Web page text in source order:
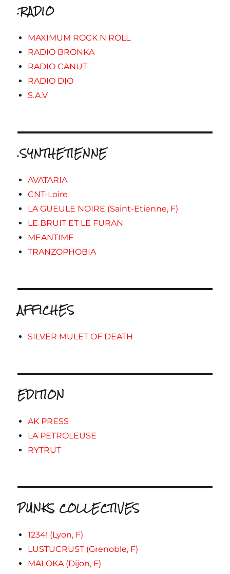
.RADIO
MAXIMUM ROCK N ROLL
RADIO BRONKA
RADIO CANUT
RADIO DIO
S.A.V
.SYNTHETIENNE
AVATARIA
CNT-Loire
LA GUEULE NOIRE (Saint-Etienne, F)
LE BRUIT ET LE FURAN
MEANTIME
TRANZOPHOBIA
AFFICHES
SILVER MULET OF DEATH
EDITION
AK PRESS
LA PETROLEUSE
RYTRUT
PUNKS COLLECTIVES
1234! (Lyon, F)
LUSTUCRUST (Grenoble, F)
MALOKA (Dijon, F)